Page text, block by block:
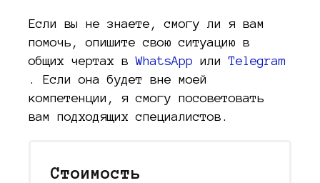
Если вы не знаете, смогу ли я вам
помочь, опишите свою ситуацию в
общих чертах вWhatsApp илиTelegram
. Если она будет вне моей
компетенции, я смогу посоветовать
вам подходящих специалистов.
Стоимость